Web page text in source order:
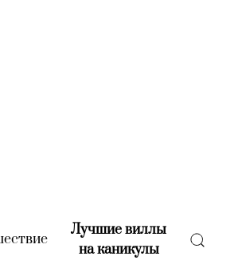
(current)
Лучшие виллы
на каникулы(current)